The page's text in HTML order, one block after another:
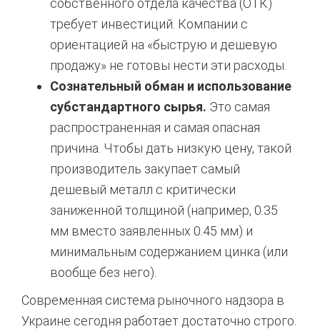
собственного отдела качества (ОТК)
требует инвестиций. Компании с
ориентацией на «быструю и дешевую
продажу» не готовы нести эти расходы.
Сознательный обман и использование
субстандартного сырья. Это самая
распространенная и самая опасная
причина. Чтобы дать низкую цену, такой
производитель закупает самый
дешевый металл с критически
заниженной толщиной (например, 0.35
мм вместо заявленных 0.45 мм) и
минимальным содержанием цинка (или
вообще без него).
Современная система рыночного надзора в
Украине сегодня работает достаточно строго.